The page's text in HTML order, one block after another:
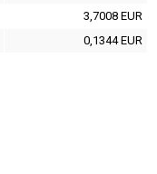
3,7008 EUR
0,1344 EUR